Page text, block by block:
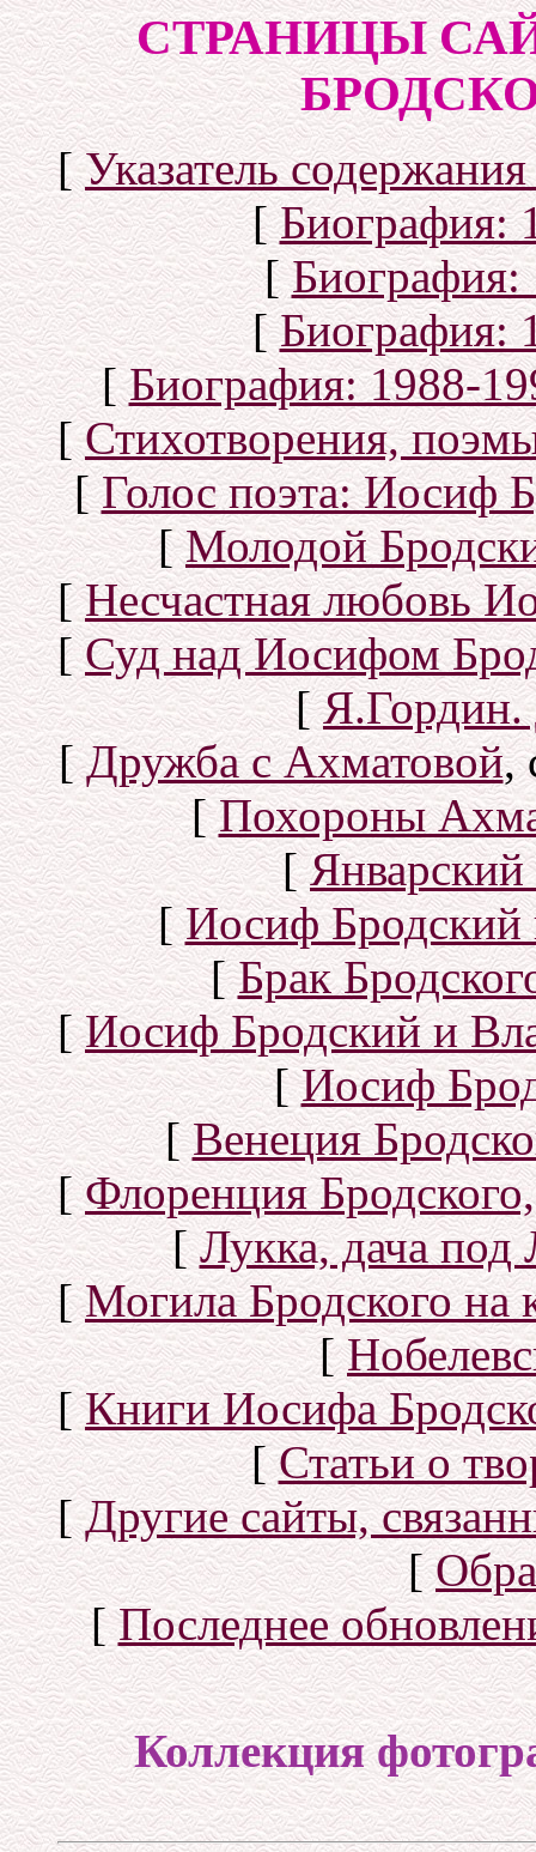
СТРАНИЦЫ
[Указатель
[Биография:
[Биография:
[Биография:
[Биография: 1988-
[Стихотворения,
[Голос поэта: Иосиф
[Молодой
[Несчастная любовь
[Суд над Иосифом
[Я.Гордин.
[Дружба с Ахматовой,
[Похороны
[Январский
[Иосиф Бродский
[Брак
[Иосиф Бродский и
[Иосиф
[Венеция
[Флоренция
[Лукка, дача под
[Могила Бродского
[
[Книги Иосифа
[Статьи о
[Другие сайты,
[
[Последнее
Коллекция